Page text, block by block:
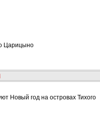
Царицыно
Новый год на островах Тихого